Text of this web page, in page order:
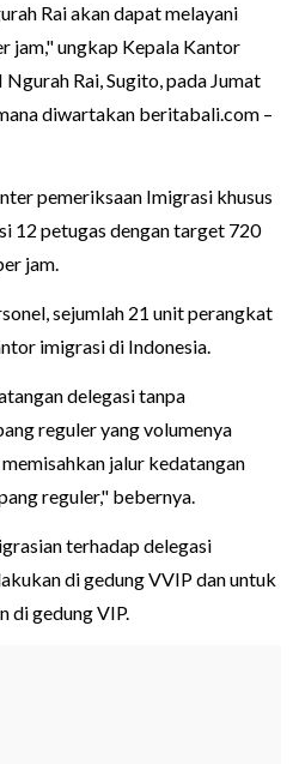
Rai akan dapat melayani
jam," ungkap Kepala Kantor
Rai, Sugito, pada Jumat
diwartakan beritabali.com –
pemeriksaan Imigrasi khusus
12 petugas dengan target 720
jam.
sejumlah 21 unit perangkat
imigrasi di Indonesia.
delegasi tanpa
reguler yang volumenya
jalur kedatangan
reguler," bebernya.
terhadap delegasi
di gedung VVIP dan untuk
di gedung VIP.